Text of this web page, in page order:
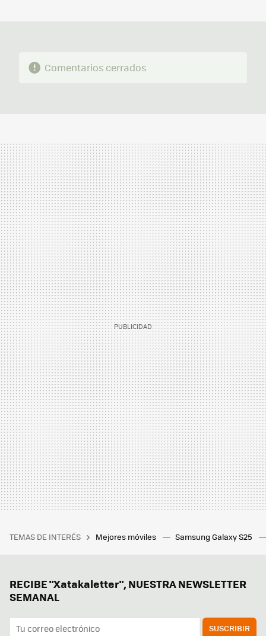
Comentarios cerrados
TEMAS DE INTERÉS Mejores móviles Samsung Galaxy S25
RECIBE "Xatakaletter", NUESTRA NEWSLETTER
SEMANAL
SUSCRIBIR